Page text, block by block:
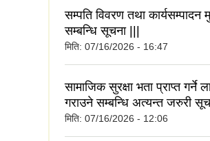
सम्पति विवरण तथा
सम्बन्धि सूचना |||
मिति: 07/16/2026 - 16:47
सामाजिक सुरक्षा भता प्राप्त गर्ने
गराउने सम्बन्धि अत्यन्त जरुरी
मिति: 07/16/2026 - 12:06